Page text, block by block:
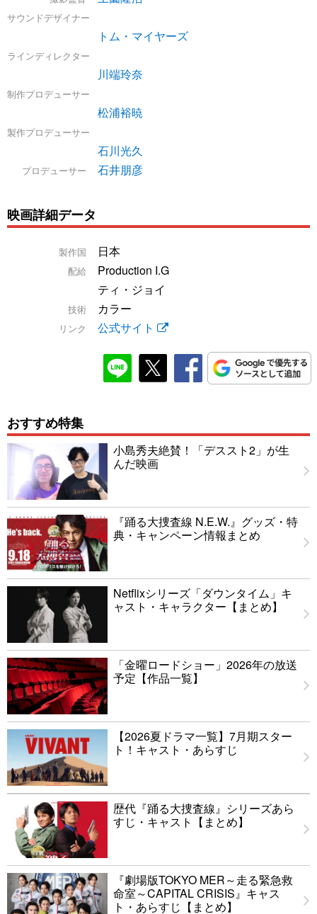
サウンドデザイナー
トム・マイヤーズ
ラインディレクター
川端玲奈
制作プロデューサー
松浦裕暁
製作プロデューサー
石川光久
プロデューサー 石井朋彦
映画詳細データ
製作国 日本
配給
Production I.G
ティ・ジョイ
技術 カラー
リンク 公式サイト
おすすめ特集
小島秀夫絶賛！「デススト2」が生
んだ映画
『踊る大捜査線 N.E.W.』グッズ・特
典・キャンペーン情報まとめ
Netflixシリーズ「ダウンタイム」キ
ャスト・キャラクター【まとめ】
「金曜ロードショー」2026年の放送
予定【作品一覧】
【2026夏ドラマ一覧】7月期スター
ト！キャスト・あらすじ
歴代『踊る大捜査線』シリーズあら
すじ・キャスト【まとめ】
『劇場版TOKYO MER～走る緊急救
命室～CAPITAL CRISIS』キャス
ト・あらすじ【まとめ】